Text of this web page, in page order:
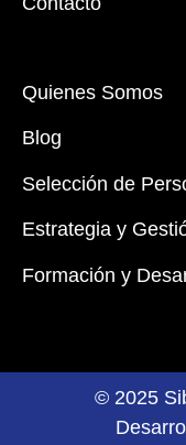
Quienes Somos
Blog
Selección de
Estrategia y
Formación y
© 2025